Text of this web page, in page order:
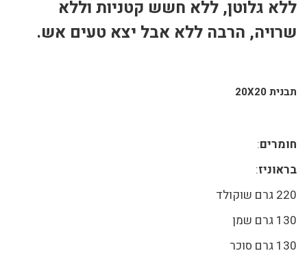
ללא גלוטן, ללא חשש קטניות וללא
שרויה, הרבה ללא אבל יצא טעים אש.
תבנית 20X20
חומרים:
בראוניז:
220 גרם שוקולד
130 גרם שמן
130 גרם סוכר